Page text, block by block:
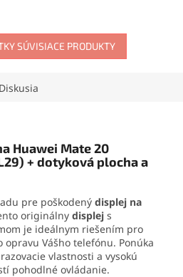
Obsahuje skrutkovače,
otváracie nástroje, prísavku
aj vyberač SIM karty. Vďaka
demontáž mobilu aj v
SÚVISIACE PRODUKTY
Diskusia
Huawei Mate 20
+ dotyková plocha a
pre poškodený displej na
originálny displej s
je ideálnym riešením pro
opravu Vášho telefónu. Ponúka
vlastnosti a vysokú
pohodlné ovládanie.